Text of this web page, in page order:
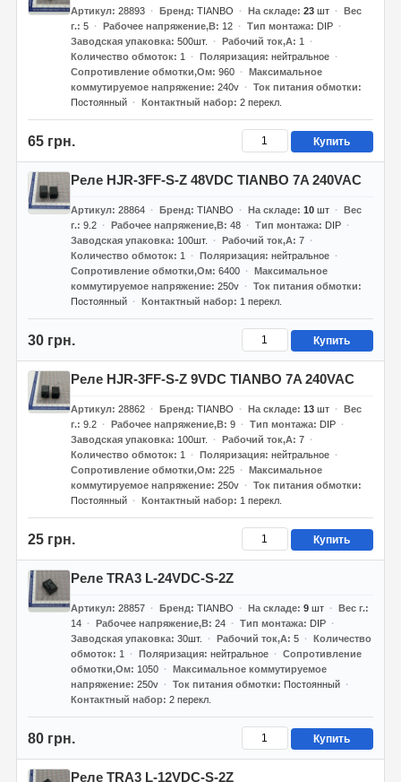
Артикул 28893 Бренд TIANBO На складе 23шт
Вес
г. 5 Рабочее напряжение,В 12 Тип монтажа
DIP
Заводская упаковка 500шт. Рабочий ток,А
1
Количество обмоток
1 Поляризация нейтральное
Сопротивление обмотки,Ом 960
Максимальное
коммутируемое напряжение 240v
Ток питания обмотки
Постоянный
Контактный набор 2 перекл.
65 грн. Купить
Реле HJR-3FF-S-Z 48VDC TIANBO 7A 240VAC
Артикул 28864 Бренд TIANBO На складе 10шт
Вес
г. 9.2 Рабочее напряжение,В 48 Тип монтажа
DIP
Заводская упаковка
100шт. Рабочий ток,А
7
Количество обмоток
1 Поляризация нейтральное
Сопротивление обмотки,Ом 6400
Максимальное
коммутируемое напряжение 250v
Ток питания обмотки
Постоянный
Контактный набор 1 перекл.
30 грн. Купить
Реле HJR-3FF-S-Z 9VDC TIANBO 7A 240VAC
Артикул 28862 Бренд TIANBO На складе 13шт
Вес
г. 9.2 Рабочее напряжение,В 9 Тип монтажа
DIP
Заводская упаковка
100шт. Рабочий ток,А
7
Количество обмоток
1 Поляризация нейтральное
Сопротивление обмотки,Ом 225
Максимальное
коммутируемое напряжение 250v
Ток питания обмотки
Постоянный
Контактный набор 1 перекл.
25 грн. Купить
Реле TRA3 L-24VDC-S-2Z
Артикул 28857 Бренд TIANBO На складе 9шт
Вес г.
14
Рабочее напряжение,В 24 Тип монтажа
DIP
Заводская упаковка 30шт. Рабочий ток,А 5
Количество
обмоток
1 Поляризация нейтральное
Сопротивление
обмотки,Ом
1050
Максимальное коммутируемое
напряжение 250v Ток питания обмотки
Постоянный
Контактный набор 2 перекл.
80 грн. Купить
Реле TRA3 L-12VDC-S-2Z